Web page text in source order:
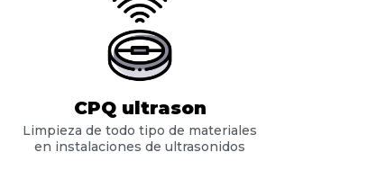
CPQ ultrason
Limpieza de todo tipo de materiales
en instalaciones de ultrasonidos